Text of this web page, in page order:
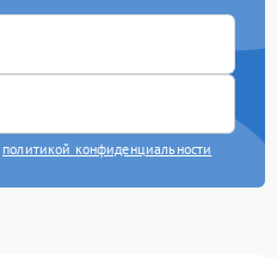
политикой конфиденциальности